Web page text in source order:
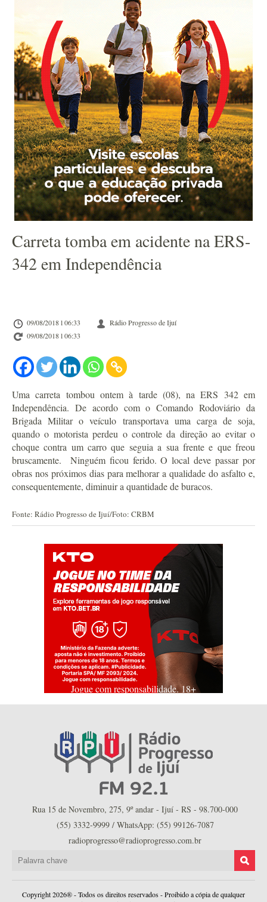
Carreta tomba em acidente na ERS-
342 em Independência
09/08/2018 l 06:33
Rádio Progresso de Ijuí
09/08/2018 l 06:33
Uma carreta tombou ontem à tarde (08), na ERS 342 em
Independência. De acordo com o Comando Rodoviário da
Brigada Militar o veículo transportava uma carga de soja,
quando o motorista perdeu o controle da direção ao evitar o
choque contra um carro que seguia a sua frente e que freou
bruscamente. Ninguém ficou ferido. O local deve passar por
obras nos próximos dias para melhorar a qualidade do asfalto e,
consequentemente, diminuir a quantidade de buracos.
Fonte: Rádio Progresso de Ijuí/Foto: CRBM
Jogue com responsabilidade. 18+
Rua 15 de Novembro, 275, 9º andar - Ijuí - RS - 98.700-000
(55) 3332-9999 / WhatsApp: (55) 99126-7087
radioprogresso@radioprogresso.com.br
Copyright 2026® - Todos os direitos reservados - Proibido a cópia de qualquer